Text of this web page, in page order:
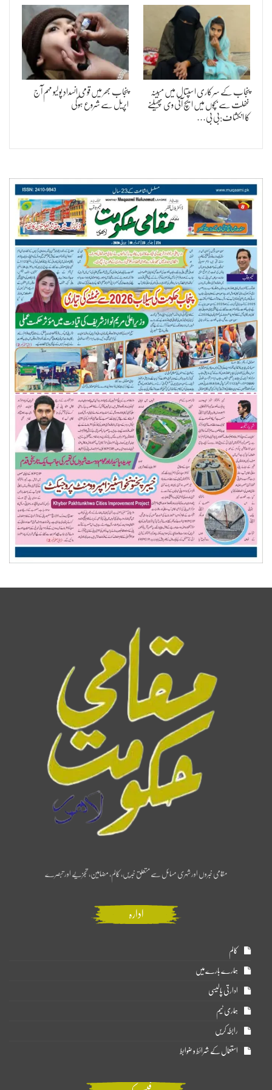
پنجاب کے سرکاری اسپتال میں مبینہ
غفلت سے بچوں میں ایچ آئی وی پھیلنے
کا انکشاف:بی بی…
پنجاب بھر میں قومی انسدادِ پولیو مہم آج
اپریل سے شروع ہوگی
مقامی خبروں اور شہری مسائل سے متعلق خبریں، کالم، مضامین، تجزیے اور تبصرے
ادارہ
کالم
ہمارے بارے میں
ادارتی پالیسی
ہماری ٹیم
رابطہ کریں
استعمال کے شرائط و ضوابط